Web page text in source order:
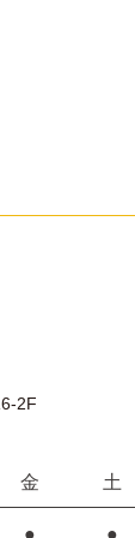
2F
金 土
● ●